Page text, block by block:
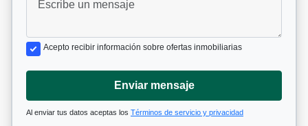
Acepto recibir información sobre ofertas inmobiliarias
Enviar mensaje
Al enviar tus datos aceptas los Términos de servicio y privacidad